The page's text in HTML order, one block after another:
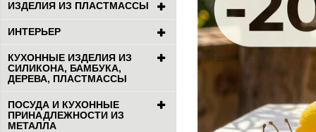
ИЗДЕЛИЯ ИЗ ПЛАСТМАССЫ
ИНТЕРЬЕР
КУХОННЫЕ ИЗДЕЛИЯ ИЗ
СИЛИКОНА, БАМБУКА,
ДЕРЕВА, ПЛАСТМАССЫ
ПОСУДА И КУХОННЫЕ
ПРИНАДЛЕЖНОСТИ ИЗ
МЕТАЛЛА